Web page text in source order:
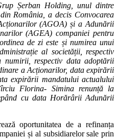
Șerban Holding, unul dintre
România, a decis Convocarea
(AGOA) și a Adunării
(AGEA) companiei pentru
de zi este și numirea unui
al societății, respectiv
respectiv data adoptării
a Acționarilor, data expirării
expirării mandatului actualului
Florina- Simina renunță la
cu data Horărârii Adunării
oportunitatea de a refinanța
și al subsidiarelor sale prin